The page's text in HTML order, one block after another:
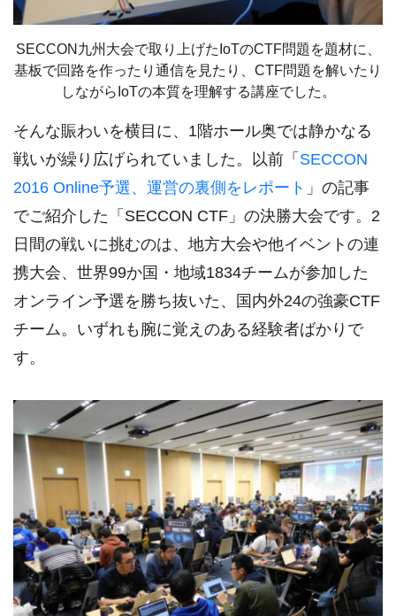
SECCON九州大会で取り上げたIoTのCTF問題を題材に、
基板で回路を作ったり通信を見たり、CTF問題を解いたり
しながらIoTの本質を理解する講座でした。
そんな賑わいを横目に、1階ホール奥では静かなる
戦いが繰り広げられていました。以前「 SECCON
2016 Online予選、運営の裏側をレポート 」の記事
でご紹介した「SECCON CTF」の決勝大会です。2
日間の戦いに挑むのは、地方大会や他イベントの連
携大会、世界99か国・地域1834チームが参加した
オンライン予選を勝ち抜いた、国内外24の強豪CTF
チーム。いずれも腕に覚えのある経験者ばかりで
す。